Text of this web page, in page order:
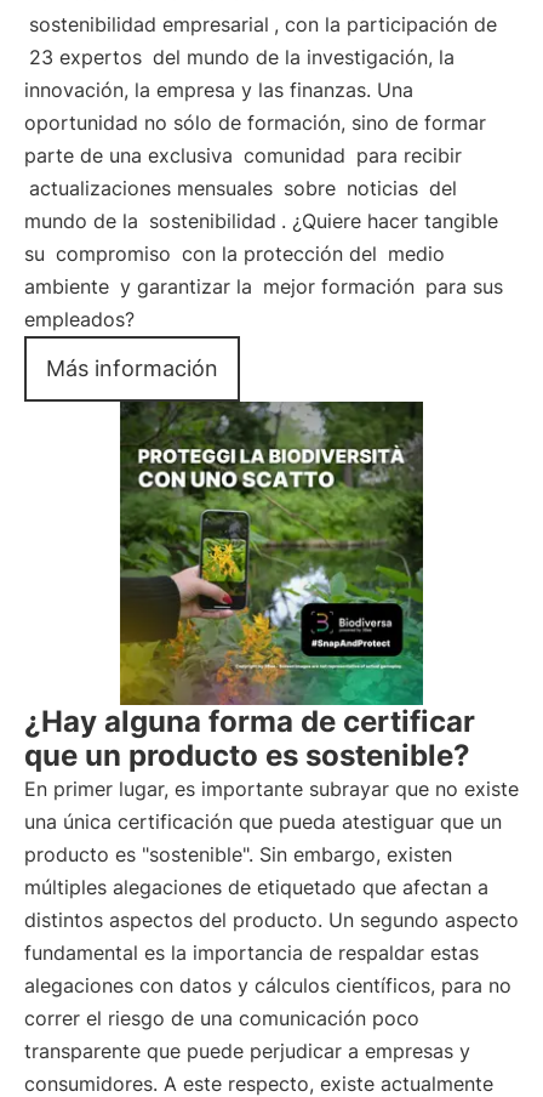
sostenibilidad empresarial , con la participación de
23 expertos del mundo de la investigación, la
innovación, la empresa y las finanzas. Una
oportunidad no sólo de formación, sino de formar
parte de una exclusiva comunidad para recibir
actualizaciones mensuales sobre noticias del
mundo de la sostenibilidad . ¿Quiere hacer tangible
su compromiso con la protección del medio
ambiente y garantizar la mejor formación para sus
empleados?
Más información
¿Hay alguna forma de certificar
que un producto es sostenible?
En primer lugar, es importante subrayar que no existe
una única certificación que pueda atestiguar que un
producto es "sostenible". Sin embargo, existen
múltiples alegaciones de etiquetado que afectan a
distintos aspectos del producto. Un segundo aspecto
fundamental es la importancia de respaldar estas
alegaciones con datos y cálculos científicos, para no
correr el riesgo de una comunicación poco
transparente que puede perjudicar a empresas y
consumidores. A este respecto, existe actualmente